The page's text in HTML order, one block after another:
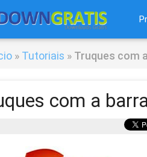
» Tutoriais » Truques com
com a